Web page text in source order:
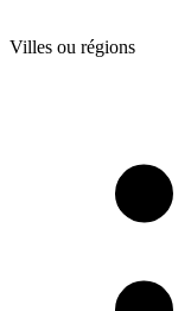
Villes ou régions